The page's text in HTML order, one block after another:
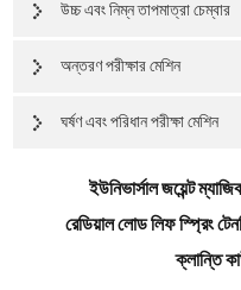
উচ্চ এবং নিম্ন তাপমাত্রা চেম্বার
অন্তরণ পরীক্ষার মেশিন
ঘর্ষণ এবং পরিধান পরীক্ষা মেশিন
ইউনিভার্সাল জয়েন্ট
রেডিয়াল লোড লিফ স্প্রিং
ক্লান্তি